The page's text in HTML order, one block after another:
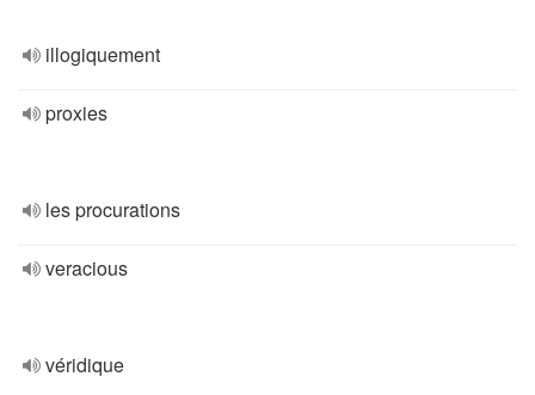
illogiquement
proxies
les procurations
veracious
véridique